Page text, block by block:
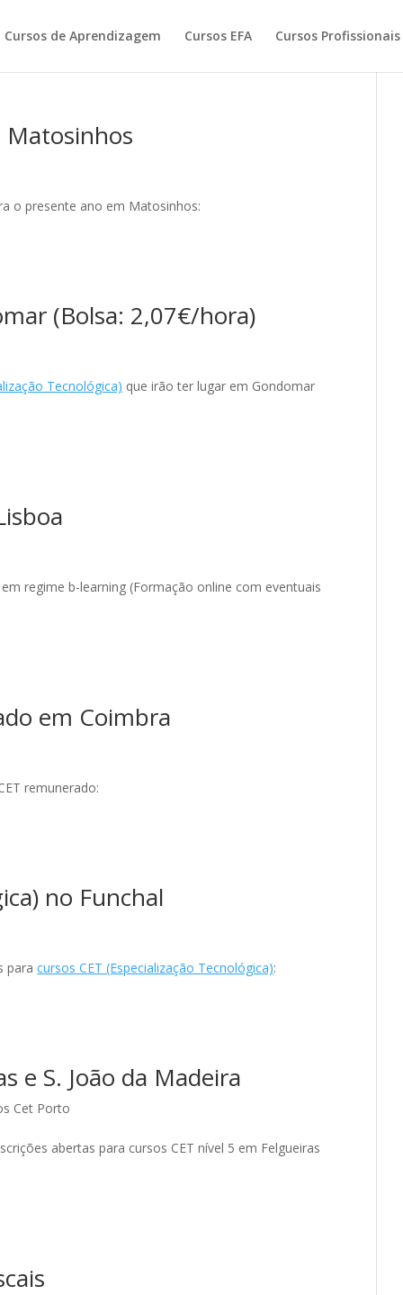
Cursos de Aprendizagem Cursos EFA Cursos Profissionais
Matosinhos
o presente ano em Matosinhos:
(Bolsa: 2,07€/hora)
Tecnológica) que irão ter lugar em Gondomar
regime b-learning (Formação online com eventuais
em Coimbra
remunerado:
no Funchal
paracursos CET (Especialização Tecnológica):
e S. João da Madeira
Cet Porto
abertas para cursos CET nível 5 em Felgueiras